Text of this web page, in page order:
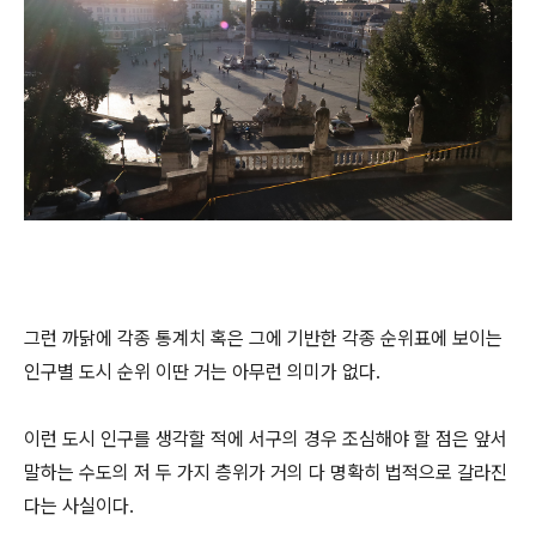
그런 까닭에 각종 통계치 혹은 그에 기반한 각종 순위표에 보이는
인구별 도시 순위 이딴 거는 아무런 의미가 없다.
이런 도시 인구를 생각할 적에 서구의 경우 조심해야 할 점은 앞서
말하는 수도의 저 두 가지 층위가 거의 다 명확히 법적으로 갈라진
다는 사실이다.